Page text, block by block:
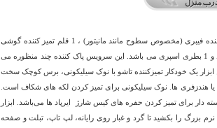
این کیت تمیزکننده 7 کاره شامل 1 برس بزرگ با تراکم بالا، 1 عدد پد تمیز کننده فیبری (مخصوص سطوح مانند مانیتور) ، 1 قلم تمیز کننده گوشی
(شامل نوک فلزی، اسفنج و مینی برس با چگالی بالا)، 1 عدد کلیدکش کیبورد و 1 بطری اسپری می باشد. این سرویس پاک کننده چند منظوره می
ابزار یک خودکار تمیزکننده تاشو با نوک سیلیکونی، برس کوچک سخت
یا هندزفری ها. نوک سیلیکونی برای تمیز کردن لکه های شکاف است.
برای تمیز کردن حفره های کیس شارژ ایرپاد ها می‌باشد. ابزار
بزرگ را بکشید تا گرد و غبار روی رایانه، لپ تاپ، تبلت و صفحه